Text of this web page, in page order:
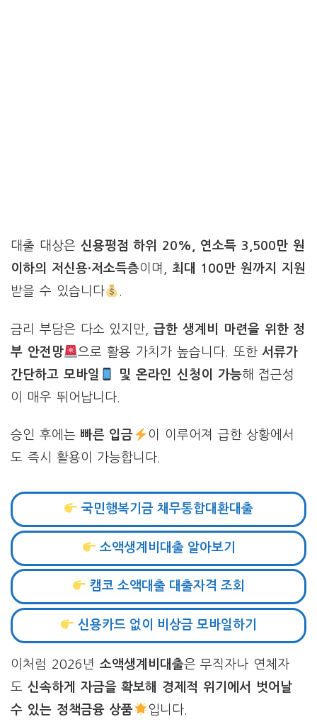
대출 대상은 신용평점 하위 20%, 연소득 3,500만 원
이하의 저신용·저소득층이며, 최대 100만 원까지 지원
받을 수 있습니다
금리 부담은 다소 있지만,급한 생계비 마련을 위한 정
부 안전망
으로 활용 가치가 높습니다. 또한서류가
간단하고 모바일
및 온라인 신청이 가능해 접근성
이 매우 뛰어납니다.
승인 후에는 빠른 입금
이 이루어져 급한 상황에서
도 즉시 활용이 가능합니다.
국민행복기금 채무통합대환대출
소액생계비대출 알아보기
캠코 소액대출 대출자격 조회
신용카드 없이 비상금 모바일하기
이처럼 2026년 소액생계비대출은 무직자나 연체자
도 신속하게 자금을 확보해 경제적 위기에서 벗어날
수 있는 정책금융 상품
입니다.